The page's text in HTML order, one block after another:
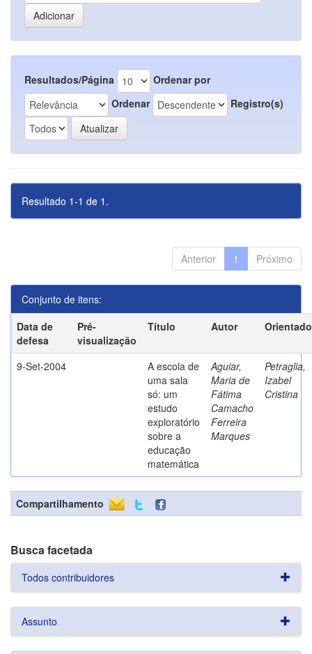
Resultados/Página
Ordenar por
Ordenar
Registro(s)
Resultado 1-1 de 1.
Anterior 1 Próximo
Conjunto de itens:
Data de
defesa
Pré-
visualização
Título Autor
9-Set-2004
A escola de
uma sala
só: um
estudo
exploratório
sobre a
educação
matemática
Aguiar,
Maria de
Fátima
Camacho
Ferreira
Marques
Petraglia,
Izabel
Cristina
Compartilhamento
Busca facetada
Todos contribuidores
Assunto